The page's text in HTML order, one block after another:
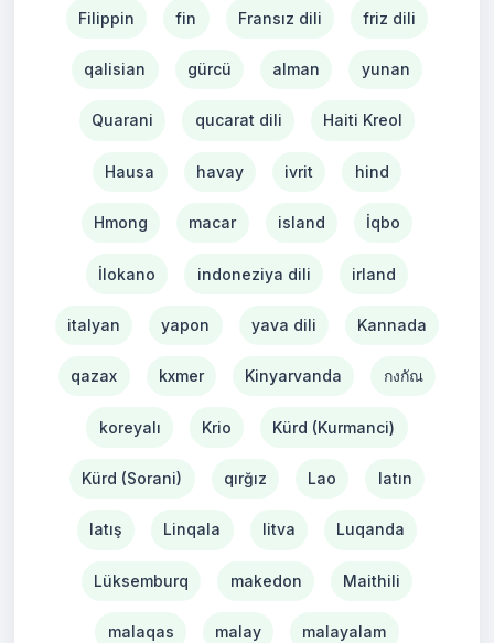
Filippin fin Fransız dili friz dili
qalisian gürcü alman yunan
Quarani qucarat dili Haiti Kreol
Hausa havay ivrit hind
Hmong macar island İqbo
İlokano indoneziya dili irland
italyan yapon yava dili Kannada
qazax kxmer Kinyarvanda กงกัณ
koreyalı Krio Kürd (Kurmanci)
Kürd (Sorani) qırğız Lao latın
latış Linqala litva Luqanda
Lüksemburq makedon Maithili
malaqas malay malayalam